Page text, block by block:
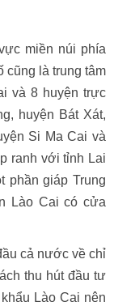
miền núi phía
cũng là trung tâm
và 8 huyện trực
huyện Bát Xát,
Si Ma Cai và
ranh với tỉnh Lai
phần giáp Trung
Lào Cai có cửa
cả nước về chỉ
thu hút đầu tư
Lào Cai nên